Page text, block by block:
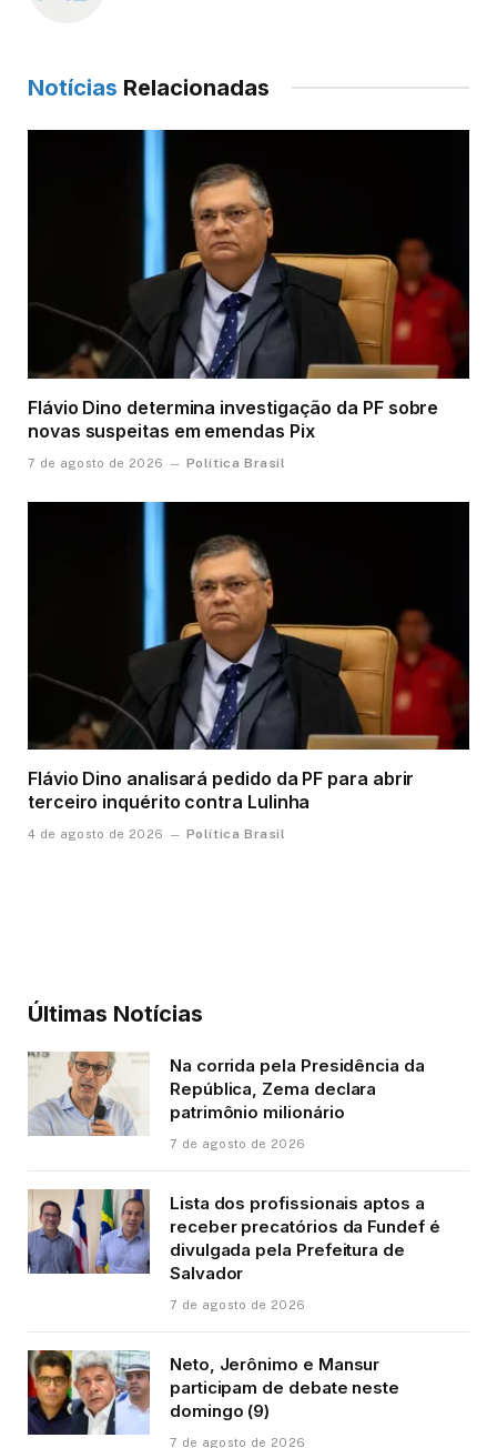
Notícias Relacionadas
Flávio Dino determina investigação da PF sobre
novas suspeitas em emendas Pix
7 de agosto de 2026 Política Brasil
Flávio Dino analisará pedido da PF para abrir
terceiro inquérito contra Lulinha
4 de agosto de 2026 Política Brasil
Últimas Notícias
Na corrida pela Presidência da
República, Zema declara
patrimônio milionário
7 de agosto de 2026
Lista dos profissionais aptos a
receber precatórios da Fundef é
divulgada pela Prefeitura de
Salvador
7 de agosto de 2026
Neto, Jerônimo e Mansur
participam de debate neste
domingo (9)
7 de agosto de 2026